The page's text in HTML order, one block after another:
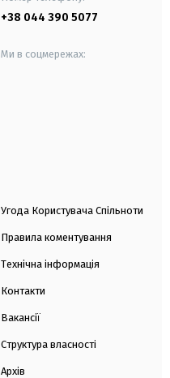
+38 044 390 5077
Ми в соцмережах:
Угода Користувача Спільноти
Правила коментування
Технічна інформація
Контакти
Вакансії
Структура власності
Архів